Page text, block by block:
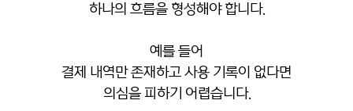
하나의 흐름을 형성해야 합니다.
예를 들어
결제 내역만 존재하고 사용 기록이 없다면
의심을 피하기 어렵습니다.